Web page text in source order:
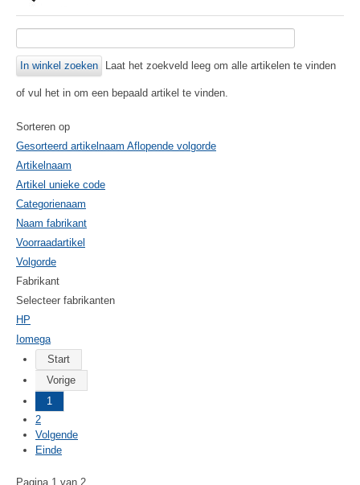
Laat het zoekveld leeg om alle artikelen te vinden
of vul het in om een bepaald artikel te vinden.
Sorteren op
Gesorteerd artikelnaam Aflopende volgorde
Artikelnaam
Artikel unieke code
Categorienaam
Naam fabrikant
Voorraadartikel
Volgorde
Fabrikant
Selecteer fabrikanten
HP
Iomega
Start
Vorige
1
2
Volgende
Einde
Pagina 1 van 2